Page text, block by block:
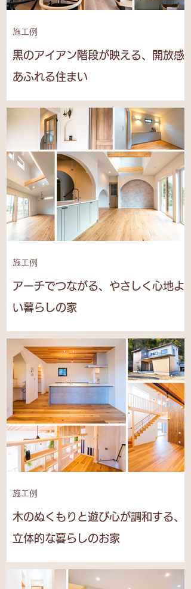
黒のアイアン階段が映える、開放感
あふれる住まい
施工例
アーチでつながる、やさしく心地よ
い暮らしの家
施工例
木のぬくもりと遊び心が調和する、
立体的な暮らしのお家
施工例